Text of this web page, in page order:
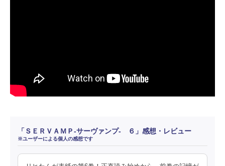
「ＳＥＲＶＡＭＰ‐サーヴァンプ‐ ６」感想・レビュー
※ユーザーによる個人の感想です